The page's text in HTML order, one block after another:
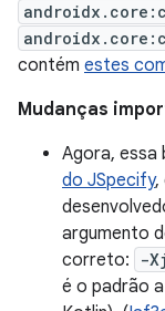
contém estes
Mudanças
Agora, essa
do JSpecify,
argumento
correto:
-
é o padrão